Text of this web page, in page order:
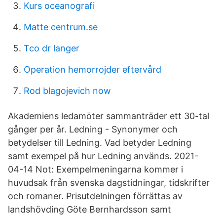
Kurs oceanografi
Matte centrum.se
Tco dr langer
Operation hemorrojder eftervård
Rod blagojevich now
Akademiens ledamöter sammanträder ett 30-tal
gånger per år. Ledning - Synonymer och
betydelser till Ledning. Vad betyder Ledning
samt exempel på hur Ledning används. 2021-
04-14 Not: Exempelmeningarna kommer i
huvudsak från svenska dagstidningar, tidskrifter
och romaner. Prisutdelningen förrättas av
landshövding Göte Bernhardsson samt